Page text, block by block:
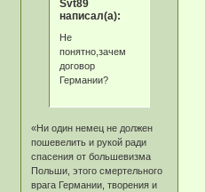
Svt89
написал(а):
Не
понятно,зачем
договор
Германии?
«Ни один немец не должен
пошевелить и рукой ради
спасения от большевизма
Польши, этого смертельного
врага Германии, творения и